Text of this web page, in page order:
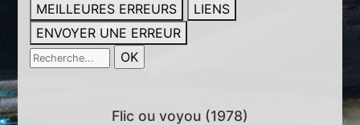
MEILLEURES ERREURS
LIENS
ENVOYER UNE ERREUR
Flic ou voyou (1978)